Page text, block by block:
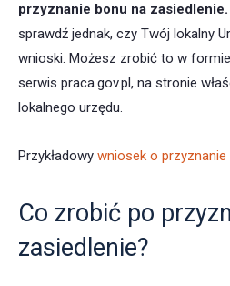
przyznanie bonu na zasiedlenie.
sprawdź jednak, czy Twój lokalny
wnioski. Możesz zrobić to w
serwis praca.gov.pl, na stronie
lokalnego urzędu.
Przykładowy wniosek o
Co zrobić po
zasiedlenie?